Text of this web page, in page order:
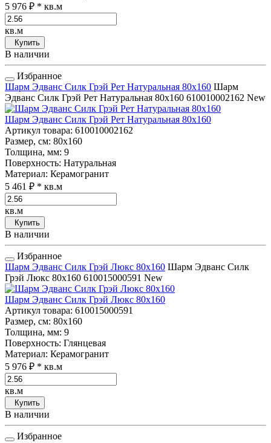
5 976 ₽ * кв.м
кв.м
Купить
В наличии
Избранное
Шарм Эдванс Силк Грэй Рет Натуральная 80x160 Шарм
Эдванс Силк Грэй Рет Натуральная 80x160 610010002162 New
Шарм Эдванс Силк Грэй Рет Натуральная 80x160
Артикул товара: 610010002162
Размер, см: 80x160
Толщина, мм: 9
Поверхность: Натуральная
Материал: Керамогранит
5 461 ₽ * кв.м
кв.м
Купить
В наличии
Избранное
Шарм Эдванс Силк Грэй Люкс 80x160 Шарм Эдванс Силк
Грэй Люкс 80x160 610015000591 New
Шарм Эдванс Силк Грэй Люкс 80x160
Артикул товара: 610015000591
Размер, см: 80x160
Толщина, мм: 9
Поверхность: Глянцевая
Материал: Керамогранит
5 976 ₽ * кв.м
кв.м
Купить
В наличии
Избранное